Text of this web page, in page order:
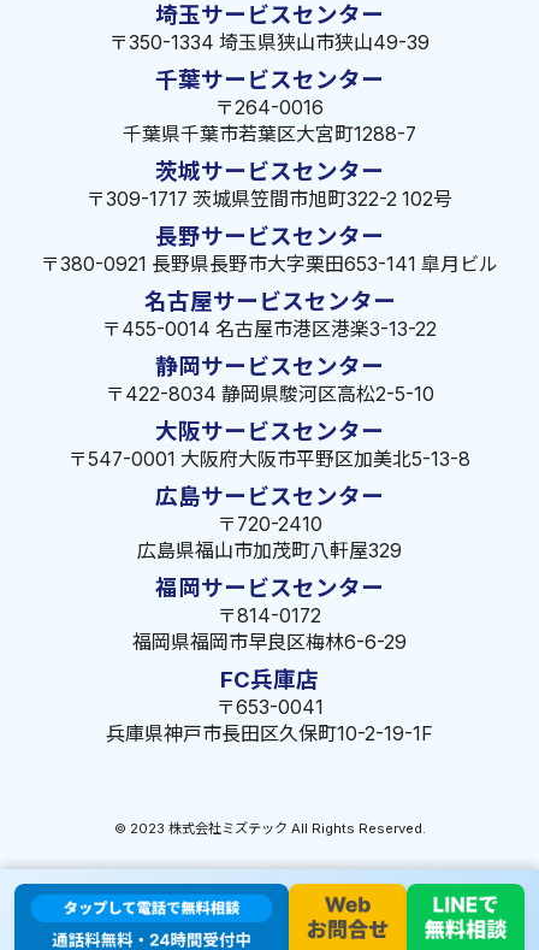
埼玉サービスセンター
〒350-1334 埼玉県狭山市狭山49-39
千葉サービスセンター
〒264-0016
千葉県千葉市若葉区大宮町1288-7
茨城サービスセンター
〒309-1717 茨城県笠間市旭町322-2 102号
長野サービスセンター
〒380-0921 長野県長野市大字栗田653-141 皐月ビル
名古屋サービスセンター
〒455-0014 名古屋市港区港楽3-13-22
静岡サービスセンター
〒422-8034 静岡県駿河区高松2-5-10
大阪サービスセンター
〒547-0001 大阪府大阪市平野区加美北5-13-8
広島サービスセンター
〒720-2410
広島県福山市加茂町八軒屋329
福岡サービスセンター
〒814-0172
福岡県福岡市早良区梅林6-6-29
FC兵庫店
〒653-0041
兵庫県神戸市長田区久保町10-2-19-1F
© 2023 株式会社ミズテック All Rights Reserved.